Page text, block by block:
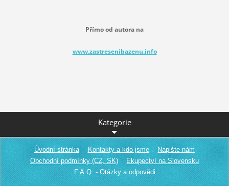
Přímo od autora na
www.zastresenibazenu.info
Kategorie
Úvodní stránka Kontakty a kdo jsme
Napište nám
Obchodní podmínky (CZ, SK)
Ekupectví na Slovensku
F.A.Q. - Otázky a odpovědi